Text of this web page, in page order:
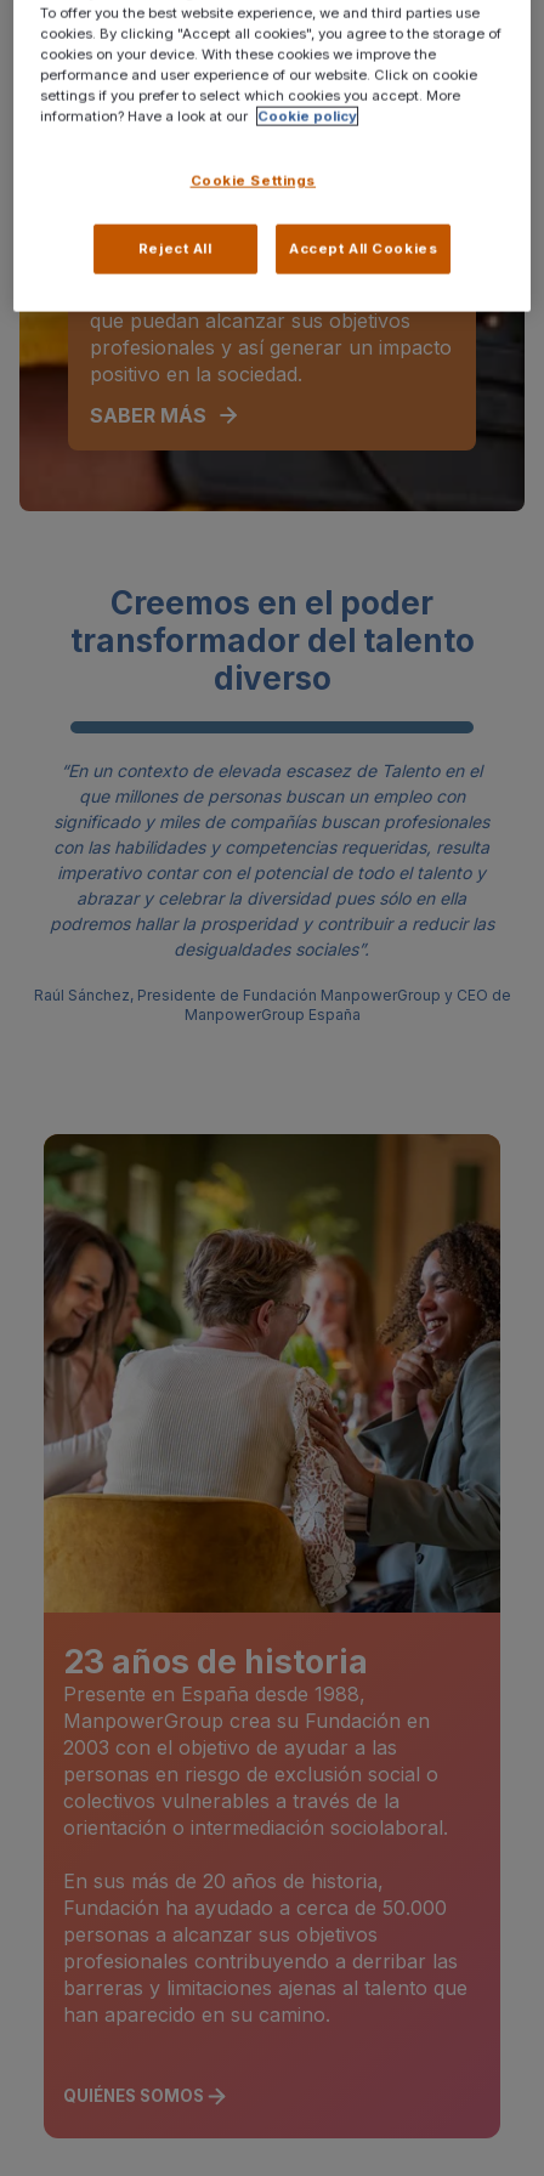
permitan convertirse en las
organizaciones que aspiran ser.
SABER MÁS
Para candidatos
acompañamos a personas con
discapacidad y otros colectivos con
que puedan alcanzar sus objetivos
profesionales y así generar un impacto
positivo en la sociedad.
SABER MÁS
Creemos en el poder
transformador del talento
diverso
“En un contexto de elevada escasez de Talento en el
que millones de personas buscan un empleo con
significado y miles de compañías buscan profesionales
con las habilidades y competencias requeridas, resulta
imperativo contar con el potencial de todo el talento y
abrazar y celebrar la diversidad pues sólo en ella
podremos hallar la prosperidad y contribuir a reducir las
desigualdades sociales”.
Raúl Sánchez, Presidente de Fundación ManpowerGroup y CEO de
ManpowerGroup España
23 años de historia
Presente en España desde 1988,
ManpowerGroup crea su Fundación en
2003 con el objetivo de ayudar a las
personas en riesgo de exclusión social o
colectivos vulnerables a través de la
orientación o intermediación sociolaboral.
En sus más de 20 años de historia,
Fundación ha ayudado a cerca de 50.000
personas a alcanzar sus objetivos
profesionales contribuyendo a derribar las
barreras y limitaciones ajenas al talento que
han aparecido en su camino.
QUIÉNES SOMOS
To offer you the best website experience, we and third parties use
cookies. By clicking "Accept all cookies", you agree to the storage of
cookies on your device. With these cookies we improve the
performance and user experience of our website. Click on cookie
settings if you prefer to select which cookies you accept. More
information? Have a look at our
Cookie policy
Cookie Settings
Reject All Accept All Cookies